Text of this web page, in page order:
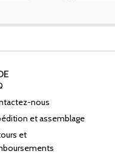
nous
et assemblage
et